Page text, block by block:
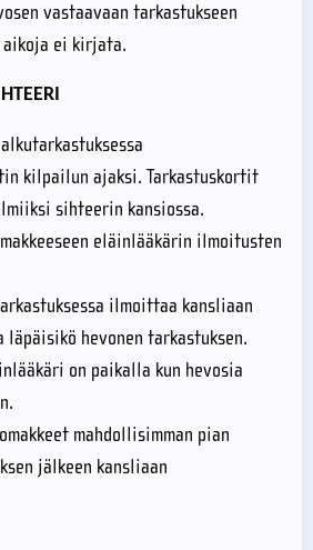
vastaavaan tarkastukseen
aikoja ei kirjata.
kilpailun ajaksi. Tarkastuskortit
sihteerin kansiossa.
eläinlääkärin ilmoitusten
ilmoittaa kansliaan
läpäisikö hevonen tarkastuksen.
on paikalla kun hevosia
mahdollisimman pian
jälkeen kansliaan